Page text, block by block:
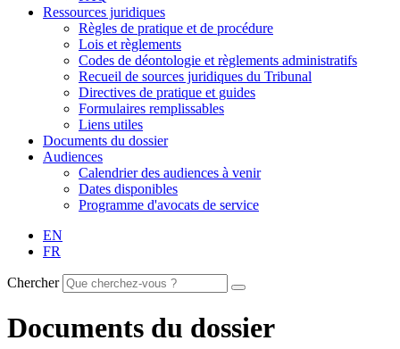
Ressources juridiques
Règles de pratique et de procédure
Lois et règlements
Codes de déontologie et règlements administratifs
Recueil de sources juridiques du Tribunal
Directives de pratique et guides
Formulaires remplissables
Liens utiles
Documents du dossier
Audiences
Calendrier des audiences à venir
Dates disponibles
Programme d'avocats de service
EN
FR
Chercher
Documents du dossier